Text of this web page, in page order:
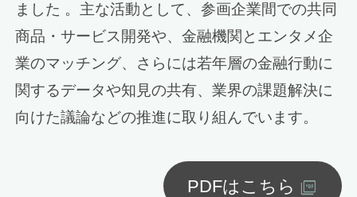
ました 。主な活動として、参画企業間での共同
商品・サービス開発や、金融機関とエンタメ企
業のマッチング、さらには若年層の金融行動に
関するデータや知見の共有、業界の課題解決に
向けた議論などの推進に取り組んでいます。
PDFはこちら